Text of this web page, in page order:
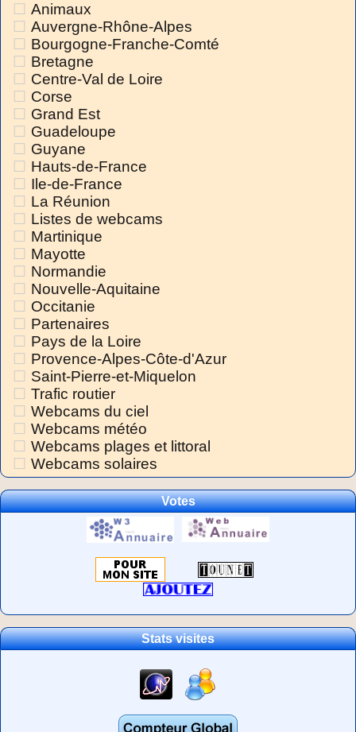
Animaux
Auvergne-Rhône-Alpes
Bourgogne-Franche-Comté
Bretagne
Centre-Val de Loire
Corse
Grand Est
Guadeloupe
Guyane
Hauts-de-France
Ile-de-France
La Réunion
Listes de webcams
Martinique
Mayotte
Normandie
Nouvelle-Aquitaine
Occitanie
Partenaires
Pays de la Loire
Provence-Alpes-Côte-d'Azur
Saint-Pierre-et-Miquelon
Trafic routier
Webcams du ciel
Webcams météo
Webcams plages et littoral
Webcams solaires
Votes
Stats visites